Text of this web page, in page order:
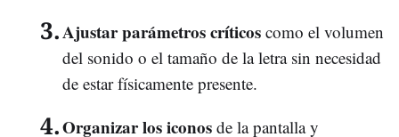
Ajustar parámetros críticos como el volumen
del sonido o el tamaño de la letra sin necesidad
de estar físicamente presente.
Organizar los iconos de la pantalla y